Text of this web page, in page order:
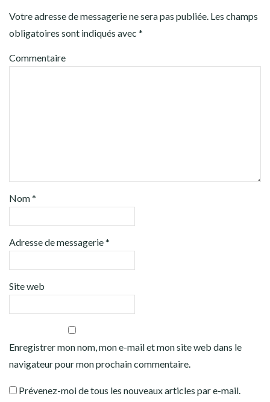
Votre adresse de messagerie ne sera pas publiée. Les champs
obligatoires sont indiqués avec *
Commentaire
Nom*
Adresse de messagerie*
Site web
Enregistrer mon nom, mon e-mail et mon site web dans le
navigateur pour mon prochain commentaire.
Prévenez-moi de tous les nouveaux articles par e-mail.